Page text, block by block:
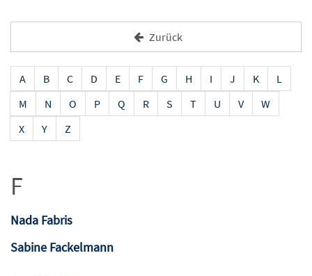
Zurück
A B C D E F G H I J K
L
M
N O P Q R S T U V
W
X
Y Z
F
Nada Fabris
Sabine Fackelmann